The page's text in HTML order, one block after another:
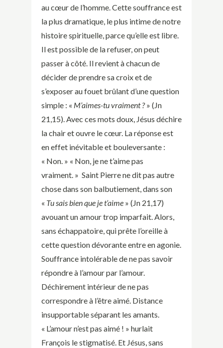
au cœur de l’homme. Cette souffrance est
la plus dramatique, le plus intime de notre
histoire spirituelle, parce qu’elle est libre.
Il est possible de la refuser, on peut
passer à côté. Il revient à chacun de
décider de prendre sa croix et de
s’exposer au fouet brûlant d’une question
simple : « M’aimes-tu vraiment ?» (Jn
21,15). Avec ces mots doux, Jésus déchire
la chair et ouvre le cœur. La réponse est
en effet inévitable et bouleversante :
« Non. » « Non, je ne t’aime pas
vraiment. » Saint Pierre ne dit pas autre
chose dans son balbutiement, dans son
« Tu sais bien que je t’aime» (Jn 21,17)
avouant un amour trop imparfait. Alors,
sans échappatoire, qui prête l’oreille à
cette question dévorante entre en agonie.
Souffrance intolérable de ne pas savoir
répondre à l’amour par l’amour.
Déchirement intérieur de ne pas
correspondre à l’être aimé. Distance
insupportable séparant les amants.
« L’amour n’est pas aimé ! » hurlait
François le stigmatisé. Et Jésus, sans